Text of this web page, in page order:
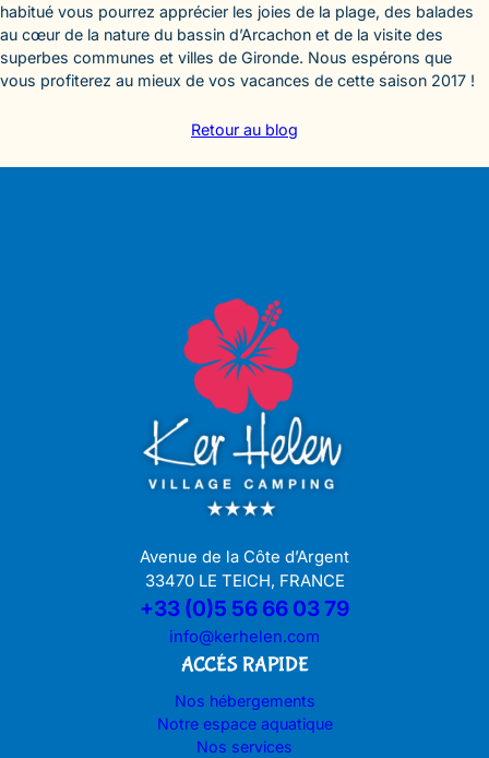
habitué vous pourrez apprécier les joies de la plage, des balades
au cœur de la nature du bassin d’Arcachon et de la visite des
superbes communes et villes de Gironde. Nous espérons que
vous profiterez au mieux de vos vacances de cette saison 2017 !
Retour au blog
Avenue de la Côte d’Argent
33470 LE TEICH, FRANCE
+33 (0)5 56 66 03 79
info@kerhelen.com
ACCÉS RAPIDE
Nos hébergements
Notre espace aquatique
Nos services